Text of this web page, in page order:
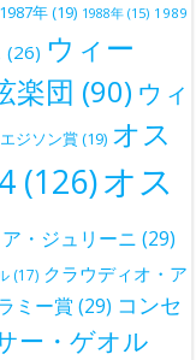
1987年(19) 1988年 (15) 1989
(26) ウィー
楽団 (90) ウィ
エジソン賞(19) オス
(126)オス
・ジュリーニ (29)
(17) クラウディオ・ア
ミー賞 (29) コンセ
ー・ゲオル